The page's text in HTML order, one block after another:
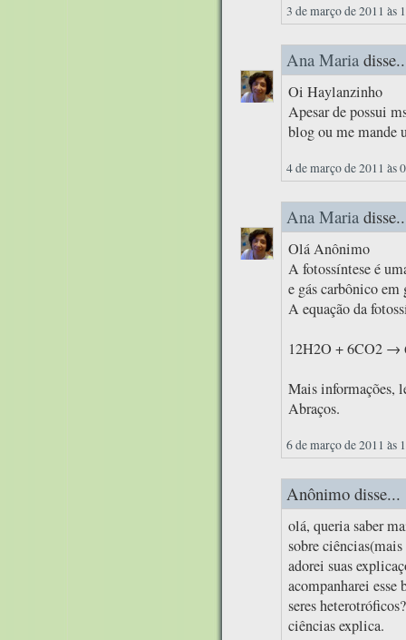
3 de março de 2011 às
Ana Maria
Oi Haylanzinho
Apesar de possui
blog ou me mande
4 de março de 2011 às
Ana Maria
Olá Anônimo
A fotossíntese é
e gás carbônico
A equação da
12H2O + 6CO2 →
Mais informações,
Abraços.
6 de março de 2011 às
Anônimo disse...
olá, queria saber
sobre
adorei suas
acompanharei
seres
ciências explica.